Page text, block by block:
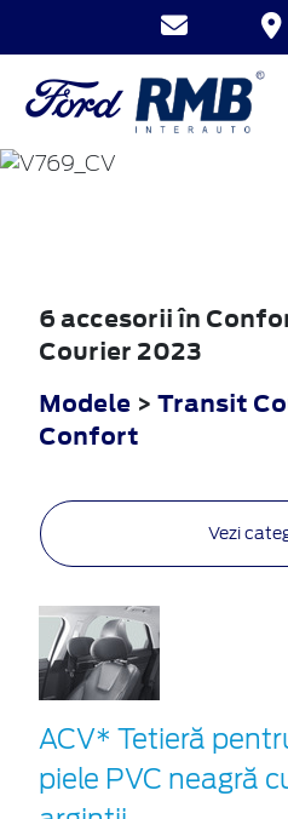
TRANSIT
COURIER
6 accesorii în
Courier 2023
Modele > Transit
Confort
Vezi
ACV* Tetieră
piele PVC neagră